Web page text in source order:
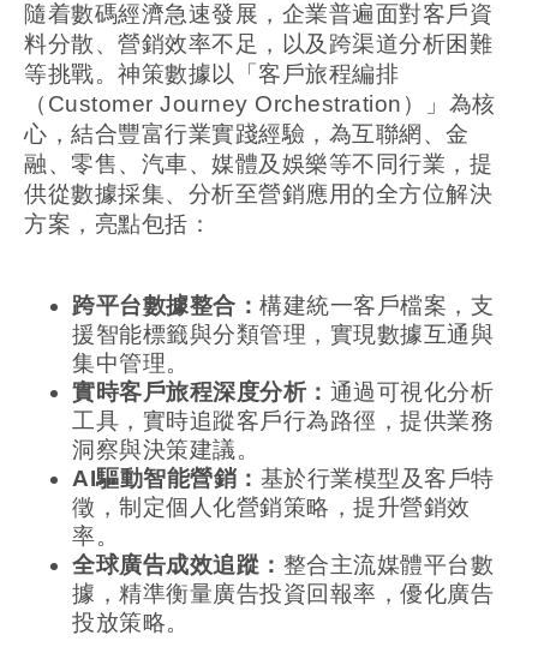
隨着數碼經濟急速發展，企業普遍面對客戶資
料分散、營銷效率不足，以及跨渠道分析困難
等挑戰。神策數據以「客戶旅程編排
（Customer Journey Orchestration）」為核
心，結合豐富行業實踐經驗，為互聯網、金
融、零售、汽車、媒體及娛樂等不同行業，提
供從數據採集、分析至營銷應用的全方位解決
方案，亮點包括：
跨平台數據整合： 構建統一客戶檔案，支
援智能標籤與分類管理，實現數據互通與
集中管理。
實時客戶旅程深度分析： 通過可視化分析
工具，實時追蹤客戶行為路徑，提供業務
洞察與決策建議。
AI驅動智能營銷： 基於行業模型及客戶特
徵，制定個人化營銷策略，提升營銷效
率。
全球廣告成效追蹤： 整合主流媒體平台數
據，精準衡量廣告投資回報率，優化廣告
投放策略。